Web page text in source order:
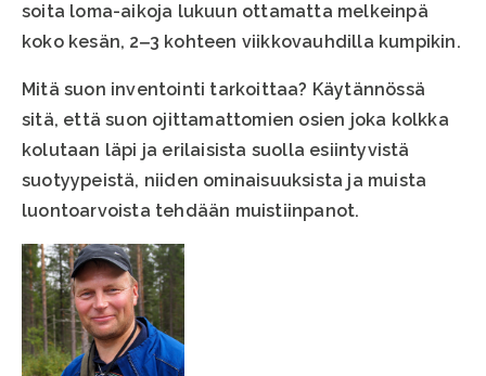
soita loma-aikoja lukuun ottamatta melkeinpä
koko kesän, 2‒3 kohteen viikkovauhdilla kumpikin.
Mitä suon inventointi tarkoittaa? Käytännössä
sitä, että suon ojittamattomien osien joka kolkka
kolutaan läpi ja erilaisista suolla esiintyvistä
suotyypeistä, niiden ominaisuuksista ja muista
luontoarvoista tehdään muistiinpanot.